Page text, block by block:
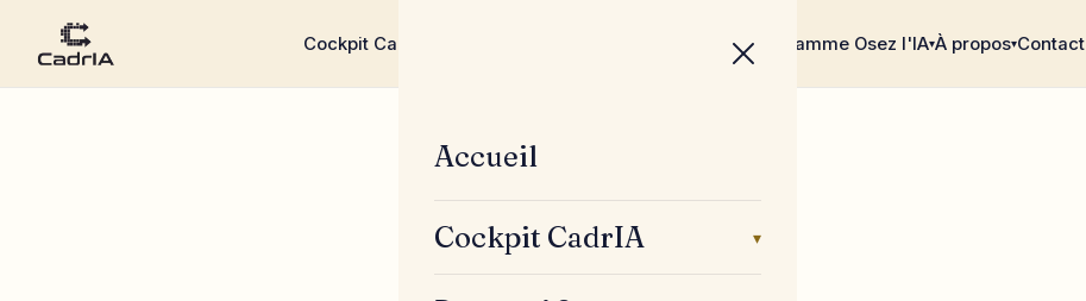
Cockpit CadrIA Blog Programme Osez l'IA▾À propos▾Contact
Accueil
Cockpit CadrIA ▾